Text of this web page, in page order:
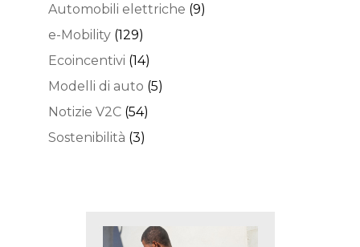
Automobili elettriche (9)
e-Mobility (129)
Ecoincentivi (14)
Modelli di auto (5)
Notizie V2C (54)
Sostenibilità (3)